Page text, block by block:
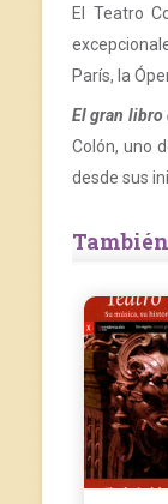
El Teatro
París, la
El gran libro
Colón, uno
desde sus